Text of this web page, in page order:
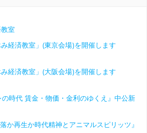
済教室
経済教室」(東京会場)を開催します
経済教室」(大阪会場)を開催します
時代 賃金・物価・金利のゆくえ』中公新
か再生か時代精神とアニマルスピリッツ』